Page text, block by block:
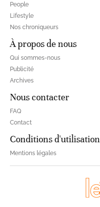
People
Lifestyle
Nos chroniqueurs
À propos de nous
Qui sommes-nous
Publicité
Archives
Nous contacter
FAQ
Contact
Conditions d'utilisation
Mentions légales